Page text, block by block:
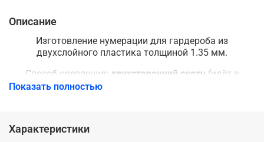
Описание
Изготовление нумерации для гардероба из
двухслойного пластика толщиной 1.35 мм.
Способ крепления: двухсторонний скотч (идёт в
спорткомплексах или фитнес центрах, магазинах и
Показать полностью
Характеристики